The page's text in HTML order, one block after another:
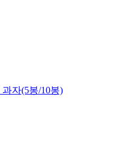
자(5봉/10봉)